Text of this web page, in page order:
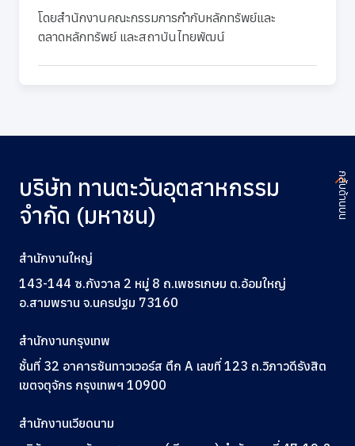
โดยสำนักงานคณะกรรมการกำกับหลักทรัพย์และ
ตลาดหลักทรัพย์ และสถาบันไทยพัฒน์
บริษัท ทานตะวันอุตสาหกรรม
จำกัด (มหาชน)
สำนักงานใหญ่
143-144 ซ.กังวาล 2 หมู่ 8 ถ.เพชรเกษม ต.อ้อมใหญ่
อ.สามพราน จ.นครปฐม 73160
สำนักงานกรุงเทพ
ชั้นที่ 32 อาคารซันทาวเวอร์ส ตึก A เลขที่ 123 ถ.วิภาวดีรังสิต
เขตจตุจักร กรุงเทพฯ 10900
สำนักงานเวียดนาม
กลับด้านบน